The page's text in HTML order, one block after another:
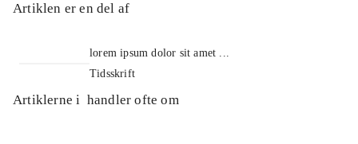
Artiklen er en del af
lorem ipsum dolor sit amet ...
Tidsskrift
Artiklerne i handler ofte om